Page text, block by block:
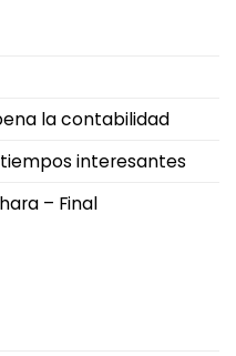
la contabilidad
interesantes
– Final